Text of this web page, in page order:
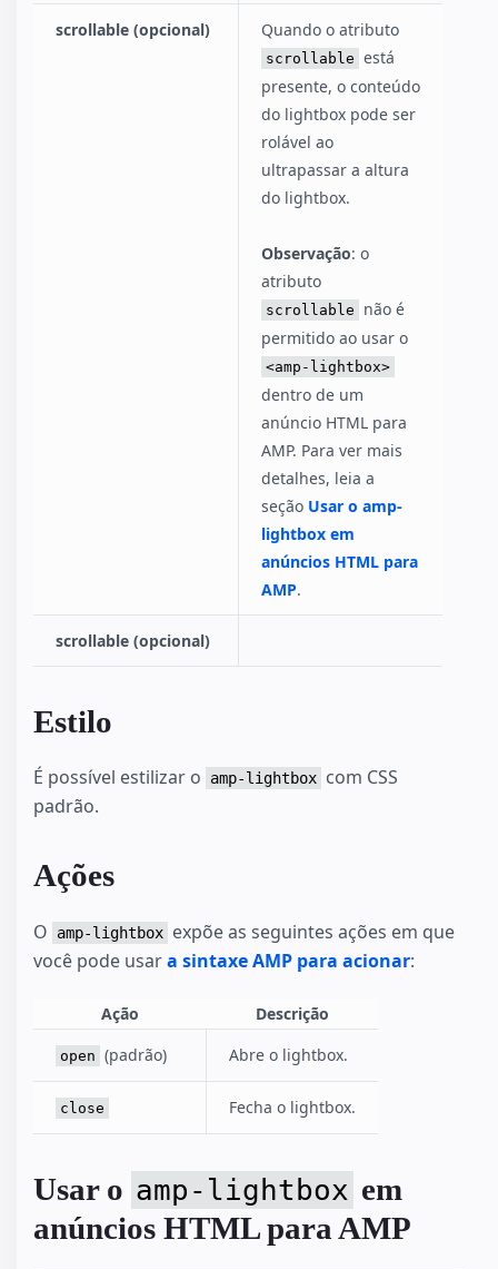
scrollable (opcional) Quando o atributo
scrollable está
presente, o conteúdo
do lightbox pode ser
rolável ao
ultrapassar a altura
do lightbox.
Observação: o
atributo
scrollable
não é
permitido ao usar o
<amp-lightbox>
dentro de um
anúncio HTML para
AMP. Para ver mais
detalhes, leia a
seção Usar o amp-
lightbox em
anúncios HTML para
AMP.
scrollable (opcional)
Estilo
É possível estilizar o amp-lightbox com CSS
padrão.
Ações
O amp-lightbox expõe as seguintes ações em que
você pode usara sintaxe AMP para acionar:
Ação Descrição
open (padrão) Abre o lightbox.
close Fecha o lightbox.
Usar o amp-lightbox em
anúncios HTML para AMP